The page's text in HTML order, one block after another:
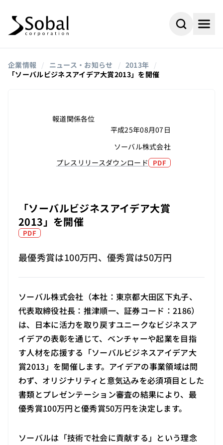
#ビジネスパートナー#組込み
企業情報 / ニュース・お知らせ / 2013年 /
「ソーバルビジネスアイデア大賞2013」を開催
報道関係各位
平成25年08月07日
ソーバル株式会社
プレスリリースダウンロード PDF
「ソーバルビジネスアイデア大賞
2013」を開催
PDF
最優秀賞は100万円、優秀賞は50万円
ソーバル株式会社（本社：東京都大田区下丸子、
代表取締役社長：推津順一、証券コード：2186）
は、日本に活力を取り戻すユニークなビジネスア
イデアの表彰を通じて、ベンチャーや起業を目指
す人材を応援する「ソーバルビジネスアイデア大
賞2013」を開催します。アイデアの事業領域は問
わず、オリジナリティと意気込みを必須項目とした
書類とプレゼンテーション審査の結果により、最
優秀賞100万円と優秀賞50万円を決定します。
ソーバルは「技術で社会に貢献する」という理念